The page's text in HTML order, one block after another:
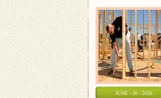
JUNE - 30 - 2026